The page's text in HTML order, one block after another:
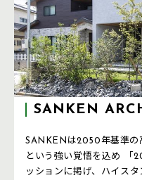
SANKEN
SANKENは2050年基準の
という強い覚悟を込め 「
ッションに掲げ、ハイス